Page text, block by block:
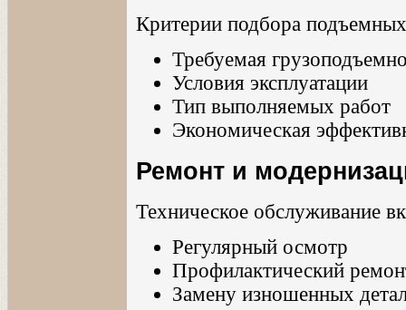
Критерии подбора
Требуемая
Условия эксплуатации
Тип выполняемых работ
Экономическая
Ремонт и
Техническое обслуживание
Регулярный осмотр
Профилактический
Замену изношенных